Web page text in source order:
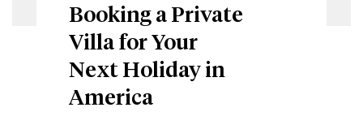
Booking a Private
Villa for Your
Next Holiday in
America